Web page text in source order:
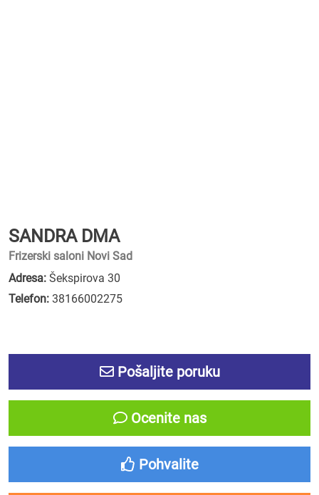
SANDRA DMA
Frizerski saloni Novi Sad
Adresa: Šekspirova 30
Telefon: 38166002275
Pošaljite poruku
Ocenite nas
Pohvalite